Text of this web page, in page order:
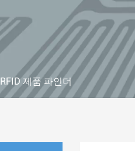
RFID 제품 파인더